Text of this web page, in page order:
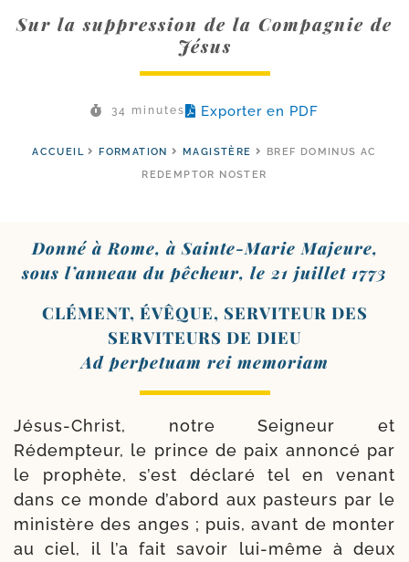
Sur la suppression de la Compagnie de
Jésus
34 minutes Exporter en PDF
ACCUEIL FORMATION MAGISTÈRE
BREF DOMINUS AC
REDEMPTOR NOSTER
Donné à Rome, à Sainte-​Marie Majeure,
sous l’an­neau du pêcheur, le 21 juillet 1773
CLÉMENT, ÉVÊQUE, SERVITEUR DES
SERVITEURS DE DIEU
Ad per­pe­tuam rei memoriam
Jésus-​Christ, notre Seigneur et
Rédempteur, le prince de paix annon­cé par
le pro­phète, s’est décla­ré tel en venant
dans ce monde d’a­bord aux pas­teurs par le
minis­tère des anges ; puis, avant de mon­ter
au ciel, il l’a fait savoir lui-​même à deux